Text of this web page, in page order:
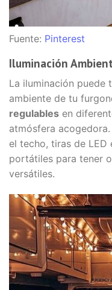
Fuente: Pinterest
Iluminación
La iluminación puede
ambiente de tu
regulables en
atmósfera
el techo, tiras de LED
portátiles para tener
versátiles.